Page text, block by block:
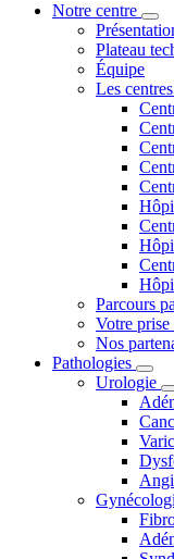
Notre centre
Plateau
Équipe
Les centres
Parcours
Votre prise
Nos
Pathologies
Urologie